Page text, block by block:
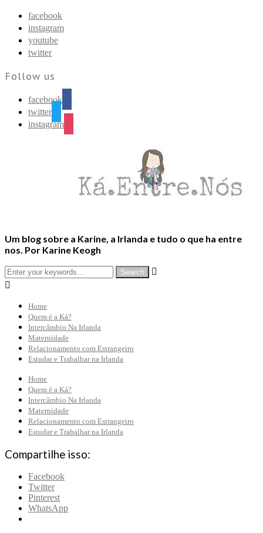
facebook
instagram
youtube
twitter
Follow us
facebook
twitter
instagram
Um blog sobre a Karine, a Irlanda e tudo o que ha entre
nos. Por Karine Keogh


Home
Quem é a Ká?
Intercâmbio Na Irlanda
Maternidade
Relacionamento com Estrangeiro
Estudar e Trabalhar na Irlanda
Home
Quem é a Ká?
Intercâmbio Na Irlanda
Maternidade
Relacionamento com Estrangeiro
Estudar e Trabalhar na Irlanda
Compartilhe isso:
Facebook
Twitter
Pinterest
WhatsApp